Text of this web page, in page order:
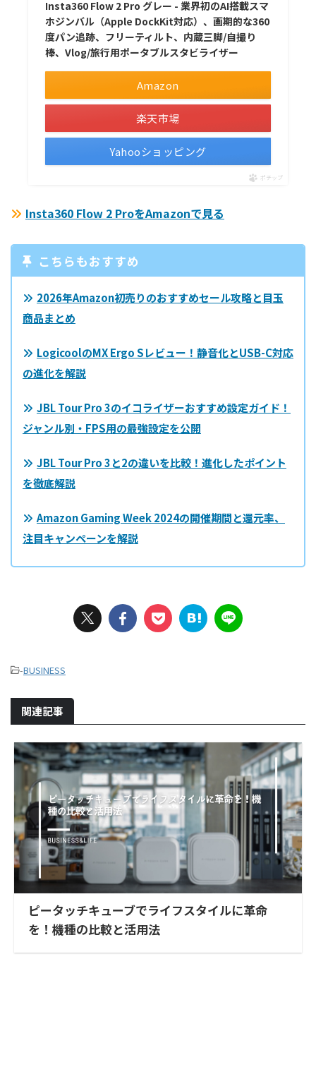
Insta360 Flow 2 Pro グレー - 業界初のAI搭載スマ
ホジンバル（Apple DockKit対応）、画期的な360
度パン追跡、フリーティルト、内蔵三脚/自撮り
棒、Vlog/旅行用ポータブルスタビライザー
Amazon
楽天市場
Yahooショッピング
ポチップ
Insta360 Flow 2 ProをAmazonで見る
こちらもおすすめ
2026年Amazon初売りのおすすめセール攻略と目玉
商品まとめ
LogicoolのMX Ergo Sレビュー！静音化とUSB-C対応
の進化を解説
JBL Tour Pro 3のイコライザーおすすめ設定ガイド！
ジャンル別・FPS用の最強設定を公開
JBL Tour Pro 3と2の違いを比較！進化したポイント
を徹底解説
Amazon Gaming Week 2024の開催期間と還元率、
注目キャンペーンを解説
-BUSINESS
関連記事
ピータッチキューブでライフスタイルに革命
を！機種の比較と活用法